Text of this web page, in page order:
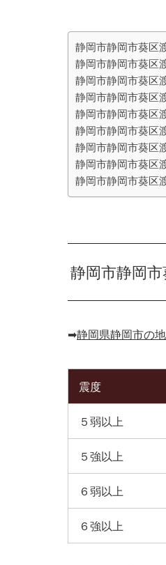
静岡市静岡市葵区
静岡市静岡市葵区
静岡市静岡市葵区
静岡市静岡市葵区
静岡市静岡市葵区
静岡市静岡市葵区
静岡市静岡市葵区
静岡市静岡市葵区
静岡市静岡市葵区
静岡市静岡
➡︎静岡県静岡市の
震度
５弱以上
５強以上
６弱以上
６強以上